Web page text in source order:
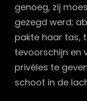
genoeg, zij
gezegd werd;
pakte haar tas,
tevoorschijn en
privéles te
schoot in de